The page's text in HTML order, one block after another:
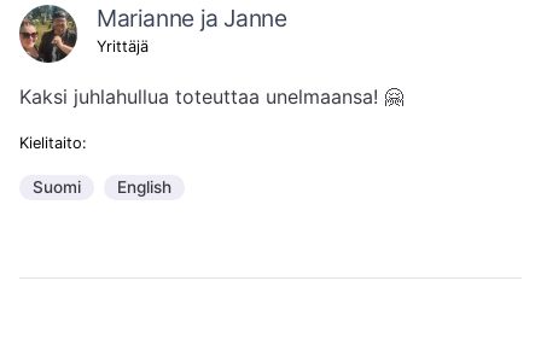
Marianne ja Janne
Yrittäjä
Kaksi juhlahullua toteuttaa unelmaansa! 🤗
Kielitaito:
Suomi English